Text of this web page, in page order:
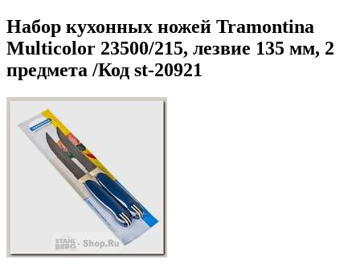
Набор кухонных ножей Tramontina
Multicolor 23500/215, лезвие 135 мм, 2
предмета /Код st-20921